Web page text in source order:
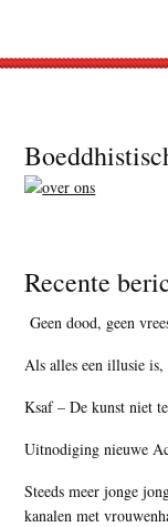
Footer
Recente
Geen dood, geen
Als alles een illusie
Ksaf – De kunst niet
Uitnodiging nieuwe
Steeds meer jonge
kanalen met